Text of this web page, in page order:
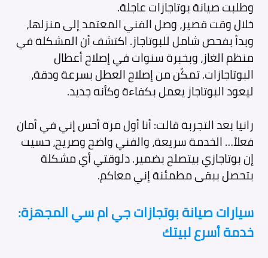
وطلبت صيانة بوتاجازات عاجلة.
خلال وقت قصير، وصل الفني المعتمد إلى منزلها،
وبدأ بفحص شامل للبوتاجاز. اكتشف أن المشكلة في
منظم الغاز، وبخبرة سنوات في إصلاح أعطال
البوتاجازات. تمكّن من إصلاح العطل بسرعة ودقة،
ليعود البوتاجاز يعمل بكفاءة وكأنه جديد.
رانيا بعد التجربة قالت: أنا أول مرة أحس إني في أمان
فعلاً… الخدمة سريعة، والفني واضح وصريح، حسيت
إن بوتاجازي بيتصلح بضمير. دلوقتي أي مشكلة
بتحصل ببقى مطمئنة إني معاكم.
سيارات صيانة بوتجازات جي ام سي المجهزة:
خدمة أسرع لبيتك